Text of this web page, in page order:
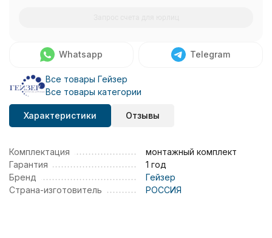
Whatsapp Telegram
Все товары Гейзер
Все товары категории
Характеристики Отзывы
Комплектация
монтажный комплект
Гарантия
1 год
Бренд
Гейзер
Страна-изготовитель
РОССИЯ